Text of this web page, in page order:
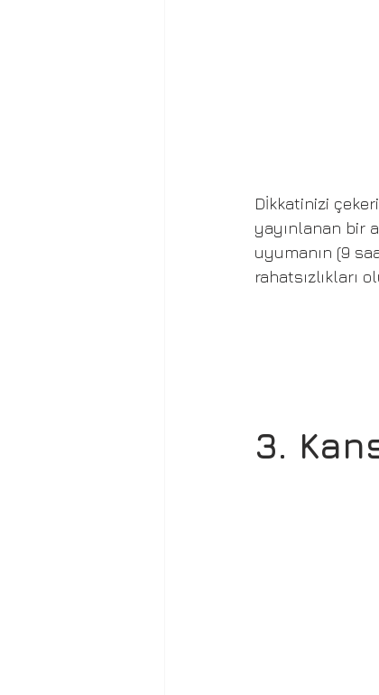
Dİkkatinizi
yayınlanan bir
uyumanın (9
rahatsızlıkları
3.